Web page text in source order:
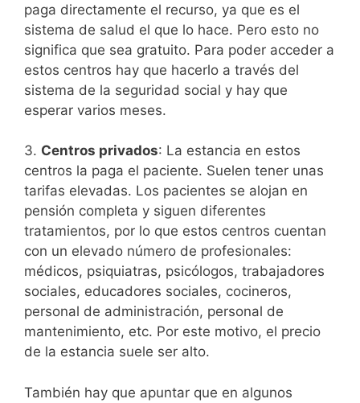
paga directamente el recurso, ya que es el
sistema de salud el que lo hace. Pero esto no
significa que sea gratuito. Para poder acceder a
estos centros hay que hacerlo a través del
sistema de la seguridad social y hay que
esperar varios meses.
3. Centros privados: La estancia en estos
centros la paga el paciente. Suelen tener unas
tarifas elevadas. Los pacientes se alojan en
pensión completa y siguen diferentes
tratamientos, por lo que estos centros cuentan
con un elevado número de profesionales:
médicos, psiquiatras, psicólogos, trabajadores
sociales, educadores sociales, cocineros,
personal de administración, personal de
mantenimiento, etc. Por este motivo, el precio
de la estancia suele ser alto.
También hay que apuntar que en algunos